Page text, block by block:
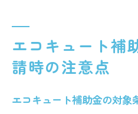
エコキュート補
請時の注意点
エコキュート補助金の対象